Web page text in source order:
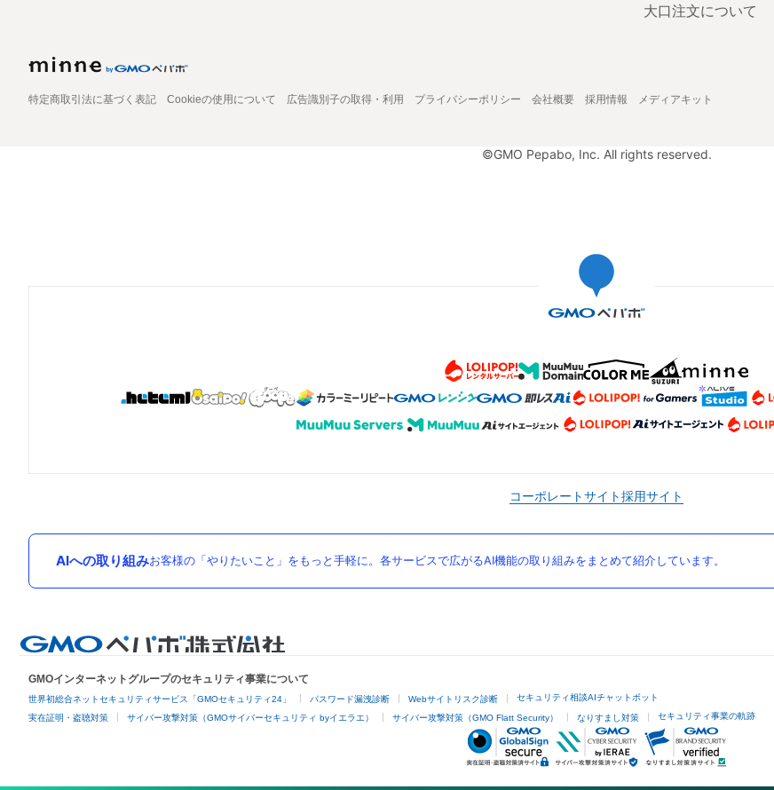
大口注文について
特定商取引法に基づく表記 Cookieの使用について 広告識別子の取得・利用 プライバシーポリシー 会社概要 採用情報 メディアキット
©GMO Pepabo, Inc. All rights reserved.
コーポレートサイト採用サイト
AIへの取り組みお客様の「やりたいこと」をもっと手軽に。各サービスで広がるAI機能の取り組みをまとめて紹介しています。
GMOインターネットグループのセキュリティ事業について
世界初総合ネットセキュリティサービス「GMOセキュリティ24」 パスワード漏洩診断 Webサイトリスク診断 セキュリティ相談AIチャットボット
実在証明・盗聴対策 サイバー攻撃対策（GMOサイバーセキュリティ byイエラエ） サイバー攻撃対策（GMO Flatt Security） なりすまし対策 セキュリティ事業の軌跡